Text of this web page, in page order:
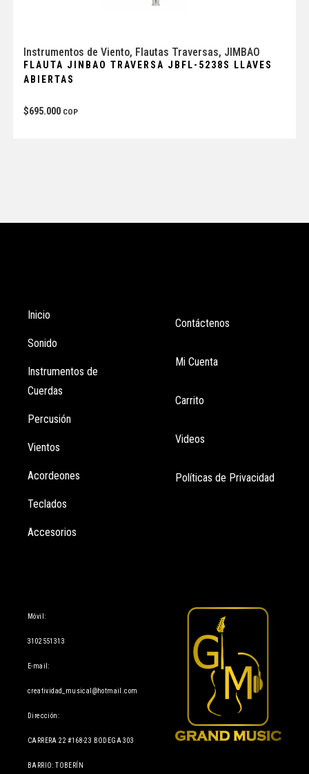
Instrumentos de Viento, Flautas Traversas, JIMBAO
FLAUTA JINBAO TRAVERSA JBFL-5238S LLAVES
ABIERTAS
$695.000 COP
Inicio
Sonido
Instrumentos de
Cuerdas
Percusión
Vientos
Acordeones
Teclados
Accesorios
Contáctenos
Mi Cuenta
Carrito
Videos
Políticas de Privacidad
Móvil:
3102551313
E-mail:
creatividad_musical@hotmail.com
Dirección:
CARRERA 22 #168-23 BODEGA 303
BARRIO: TOBERÍN